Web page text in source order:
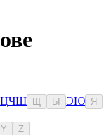
ЦЧШ Ы ЭЮ Я
Y Z